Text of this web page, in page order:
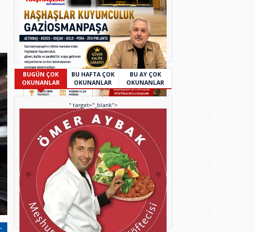
BUGÜN ÇOK
OKUNANLAR
BU HAFTA ÇOK
OKUNANLAR
BU AY ÇOK
OKUNANLAR
" target="_blank">